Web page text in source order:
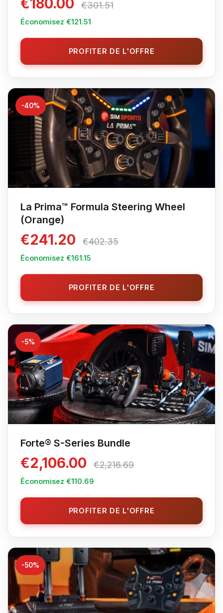
€180.00 €301.51
Économisez €121.51
PROFITER DE L'OFFRE
-40%
La Prima™ Formula Steering Wheel
(Orange)
€241.20 €402.35
Économisez €161.15
PROFITER DE L'OFFRE
-5%
Forte® S-Series Bundle
€2,106.00 €2,216.69
Économisez €110.69
PROFITER DE L'OFFRE
-50%